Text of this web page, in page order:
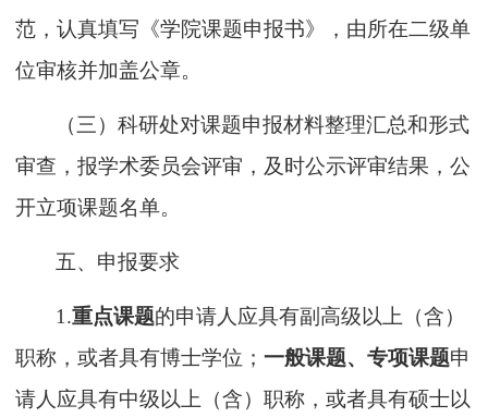
范，认真填写《学院课题申报书》 ， 由所在二级单
位审核并加盖公章。
（三）科研处对课题申报材料整理汇总和形式
审查 ，报学术委员会评审，及时公示评审结果，公
开立项课题名单。
五、申报要求
1 .重点课题的申请人应具有副高级以上（含）
职称 ，或者具有博士学位；一般课题、专项课题申
请人应具有中级以上（含）职称，或者具有硕士以